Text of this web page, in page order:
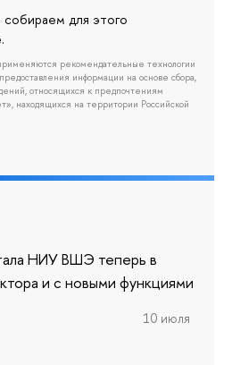
для этого
рекомендательные технологии
информации на основе сбора,
относящихся к предпочтениям
находящихся на территории Российской
НИУ ВШЭ теперь в
и с новыми функциями
10 июля